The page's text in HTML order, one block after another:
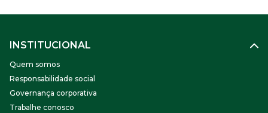
INSTITUCIONAL
Quem somos
Responsabilidade social
Governança corporativa
Trabalhe conosco